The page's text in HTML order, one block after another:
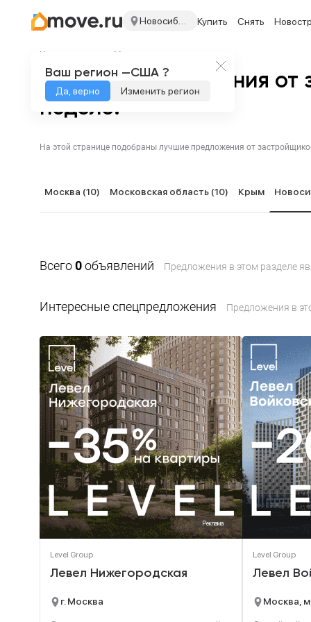
Купить Снять
Ваш регион —США ?
Да, верно Изменить регион
Недвижимость на Move.ru
Лучшие предложения от
неделе!
Москва (10) Московская область (10) Крым
Всего0объявлений Предложения в этом разделе
Интересные спецпредложения Предложения в
Реклама
Level Group
Левел Нижегородская
г. Москва
Level Group
Левел
Москва,